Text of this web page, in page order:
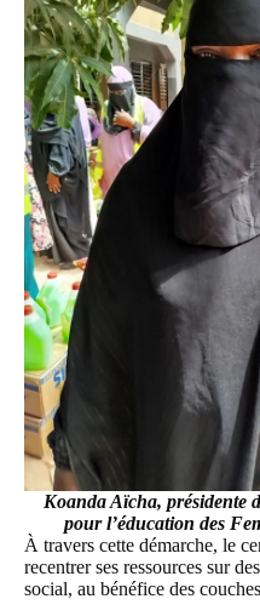
Koanda Aïcha, présidente
pour l’éducation des
À travers cette démarche, le
recentrer ses ressources sur
social, au bénéfice des